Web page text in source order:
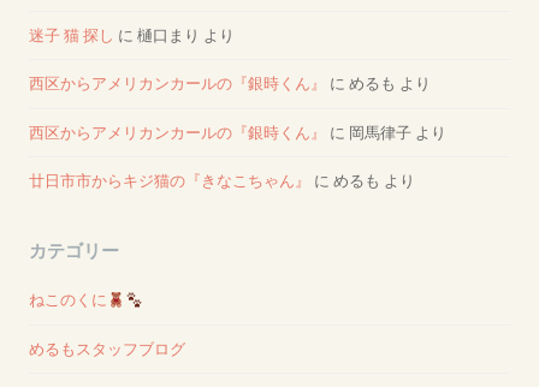
迷子 猫 探し に 樋口まり より
西区からアメリカンカールの『銀時くん』 に めるも より
西区からアメリカンカールの『銀時くん』 に 岡馬律子 より
廿日市市からキジ猫の『きなこちゃん』 に めるも より
カテゴリー
ねこのくに
めるもスタッフブログ